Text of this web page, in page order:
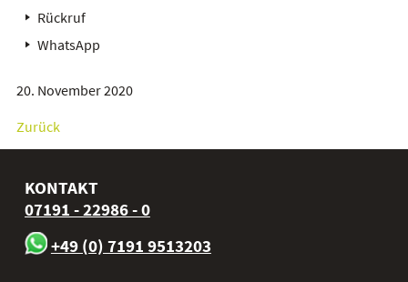
Rückruf
WhatsApp
20. November 2020
Zurück
KONTAKT
07191 - 22986 - 0
+49 (0) 7191 9513203